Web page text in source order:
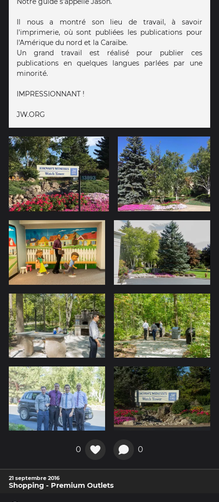
Il nous a montré son lieu de travail, à savoir
l'imprimerie, où sont publiées les publications pour
l'Amérique du nord et la Caraïbe.
Un grand travail est réalisé pour publier ces
publications en quelques langues parlées par une
minorité.
IMPRESSIONNANT !
JW.ORG
0 0
21 septembre 2016
Shopping - Premium Outlets